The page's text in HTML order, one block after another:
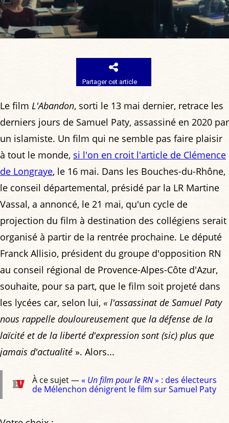
Partager cet article
Le film L'Abandon, sorti le 13 mai dernier, retrace les
derniers jours de Samuel Paty, assassiné en 2020 par
un islamiste. Un film qui ne semble pas faire plaisir
à tout le monde, si l'on en croit l'article de Clémence
de Longraye, le 16 mai. Dans les Bouches-du-Rhône,
le conseil départemental, présidé par la LR Martine
Vassal, a annoncé, le 21 mai, qu'un cycle de
projection du film à destination des collégiens serait
organisé à partir de la rentrée prochaine. Le député
Franck Allisio, président du groupe d'opposition RN
au conseil régional de Provence-Alpes-Côte d'Azur,
souhaite, pour sa part, que le film soit projeté dans
les lycées car, selon lui, « l'assassinat de Samuel Paty
nous rappelle douloureusement que la défense de la
laïcité et de la liberté d'expression sont (sic) plus que
jamais d'actualité ». Alors...
À ce sujet —« Un film pour le RN» : des électeurs
de Mélenchon dénigrent le film sur Samuel Paty